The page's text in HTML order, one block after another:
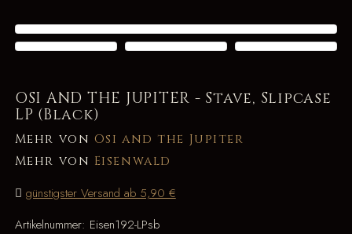
OSI AND THE JUPITER - Stave, Slipcase
LP (Black)
Mehr von Osi and the Jupiter
Mehr von Eisenwald
günstigster Versand ab 5,90 €
Artikelnummer: Eisen192-LPsb